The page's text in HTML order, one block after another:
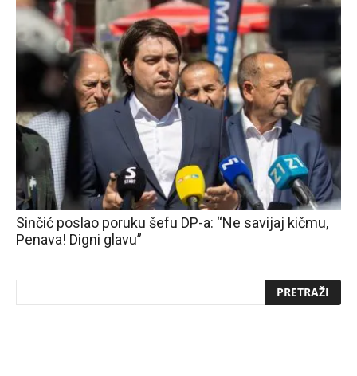
Sinčić poslao poruku šefu DP-a: “Ne savijaj kičmu,
Penava! Digni glavu”